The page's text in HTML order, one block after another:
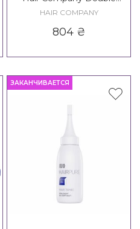
Action Exfoliante Home
HAIR COMPANY
804₴
ЗАКАНЧИВАЕТСЯ